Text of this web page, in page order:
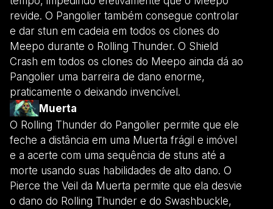
revide. O Pangolier também consegue controlar
e dar stun em cadeia em todos os clones do
Meepo durante o Rolling Thunder. O Shield
Crash em todos os clones do Meepo ainda dá ao
Pangolier uma barreira de dano enorme,
praticamente o deixando invencível.
Muerta
O Rolling Thunder do Pangolier permite que ele
feche a distância em uma Muerta frágil e imóvel
e a acerte com uma sequência de stuns até a
morte usando suas habilidades de alto dano. O
Pierce the Veil da Muerta permite que ela desvie
o dano do Rolling Thunder e do Swashbuckle,